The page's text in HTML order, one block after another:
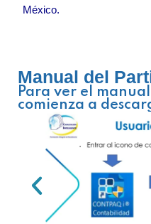
México.
Manual del
Para ver el
comienza a